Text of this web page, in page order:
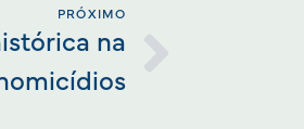
PRÓXIMO
na